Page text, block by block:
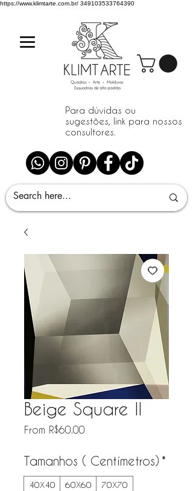
https://www.klimtarte.com.br/ 349103533764390
Para dúvidas ou
sugestões, link para nossos
consultores.
Beige Square II
From R$60.00
Tamanhos ( Centímetros) *
40X40 60X60 70X70